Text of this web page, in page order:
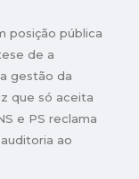
posição pública
de a
gestão da
que só aceita
e PS reclama
ao